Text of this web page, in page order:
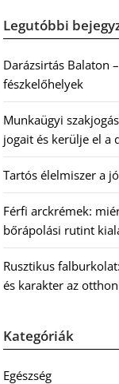
Legutóbbi
Darázsirtás Balaton
fészkelőhelyek
Munkaügyi
jogait és kerülje el a
Tartós élelmiszer a
Férfi arckrémek:
bőrápolási rutint
Rusztikus
és karakter az
Kategóriák
Egészség